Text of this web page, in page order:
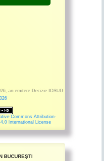
an emitere Decizie IOSUD
Commons Attribution-
International License
BUCUREŞTI